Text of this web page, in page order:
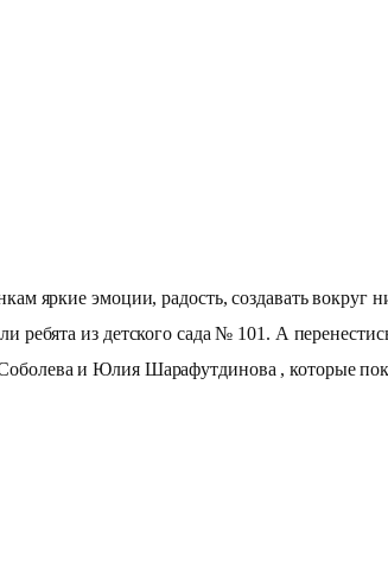
яркие эмоции, радость, создавать вокруг
ребята из детского сада № 101. А
иЮлия Шарафутдинова , которые